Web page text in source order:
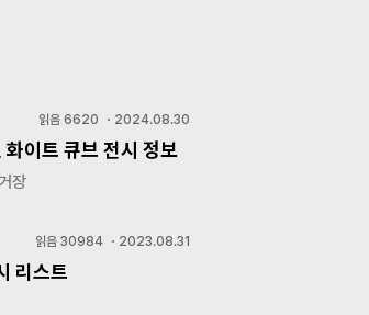
읽음 6620 ・ 2024.08.30
이트 큐브 전시 정보
장
읽음 30984・ 2023.08.31
리스트